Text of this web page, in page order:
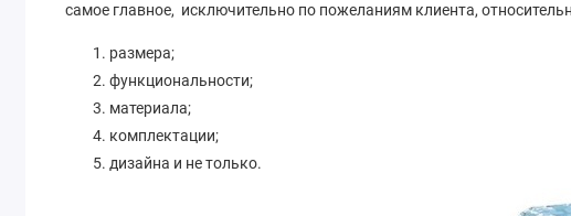
самое главное, исключительно по пожеланиям клиента,
размера;
функциональности;
материала;
комплектации;
дизайна и не только.